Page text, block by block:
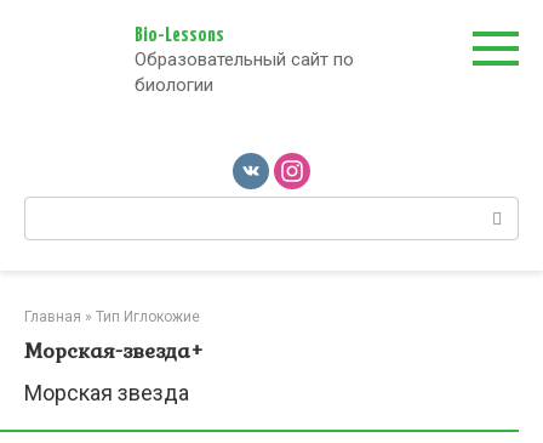
Bio-Lessons
Образовательный сайт по
биологии
Поиск:
Главная » Тип Иглокожие
Морская-звезда+
Морская звезда